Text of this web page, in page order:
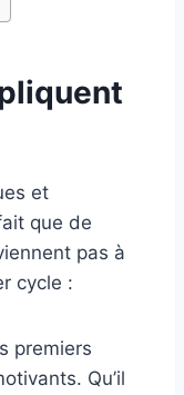
et
que de
pas à
cycle :
premiers
Qu’il